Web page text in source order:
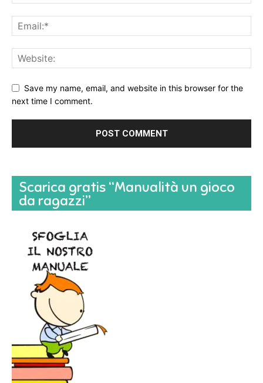
Save my name, email, and website in this browser for the
next time I comment.
Scarica gratis “Manualità un gioco
da ragazzi”